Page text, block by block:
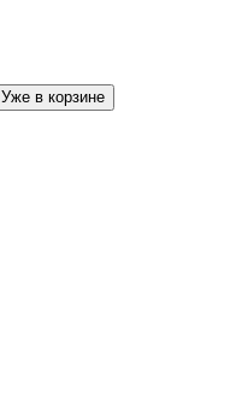
Уже в корзине